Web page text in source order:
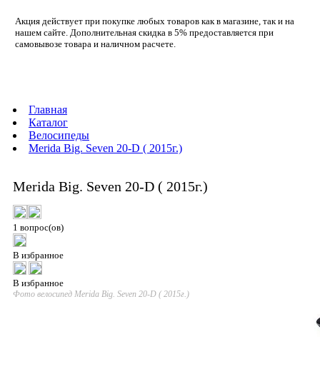
Акция действует при покупке любых товаров как в магазине, так и на
нашем сайте. Дополнительная скидка в 5% предоставляется при
самовывозе товара и наличном расчете.
Главная
Каталог
Велосипеды
Merida Big. Seven 20-D ( 2015г.)
Merida Big. Seven 20-D ( 2015г.)
1 вопрос(ов)
В избранное
В избранное
Фото велосипед Merida Big. Seven 20-D ( 2015г.)